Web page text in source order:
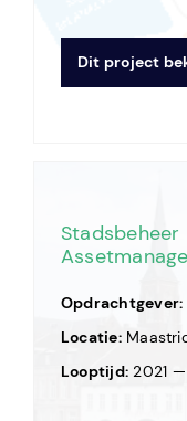
Dit project
Opdrachtgever:
Locatie:
Looptijd: 2021 —